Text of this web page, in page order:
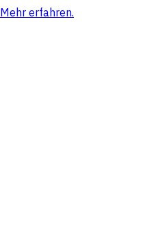
Mehr erfahren.